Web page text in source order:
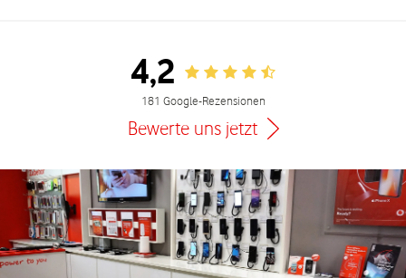
4,2 Rating 4.2
181 Google-Rezensionen
Bewerte uns jetzt